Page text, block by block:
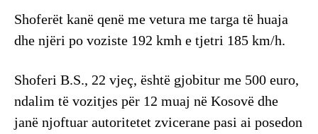
Shoferët kanë qenë me vetura me targa të huaja
dhe njëri po voziste 192 kmh e tjetri 185 km/h.
Shoferi B.S., 22 vjeç, është gjobitur me 500 euro,
ndalim të vozitjes për 12 muaj në Kosovë dhe
janë njoftuar autoritetet zvicerane pasi ai posedon